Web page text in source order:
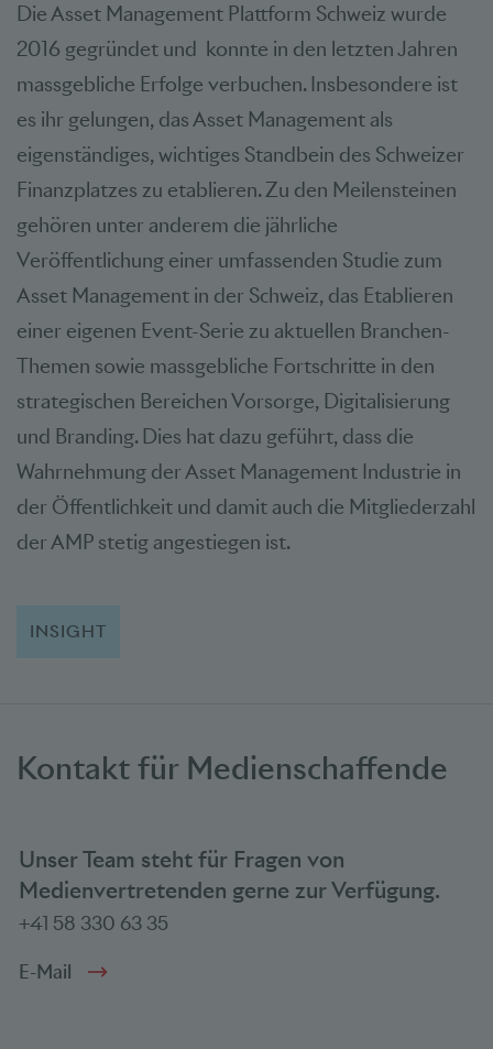
Die Asset Management Plattform Schweiz wurde
2016 gegründet und konnte in den letzten Jahren
massgebliche Erfolge verbuchen. Insbesondere ist
es ihr gelungen, das Asset Management als
eigenständiges, wichtiges Standbein des Schweizer
Finanzplatzes zu etablieren. Zu den Meilensteinen
gehören unter anderem die jährliche
Veröffentlichung einer umfassenden Studie zum
Asset Management in der Schweiz, das Etablieren
einer eigenen Event-Serie zu aktuellen Branchen-
Themen sowie massgebliche Fortschritte in den
strategischen Bereichen Vorsorge, Digitalisierung
und Branding. Dies hat dazu geführt, dass die
Wahrnehmung der Asset Management Industrie in
der Öffentlichkeit und damit auch die Mitgliederzahl
der AMP stetig angestiegen ist.
INSIGHT
Kontakt für Medienschaffende
Unser Team steht für Fragen von
Medienvertretenden gerne zur Verfügung.
+41 58 330 63 35
E-Mail